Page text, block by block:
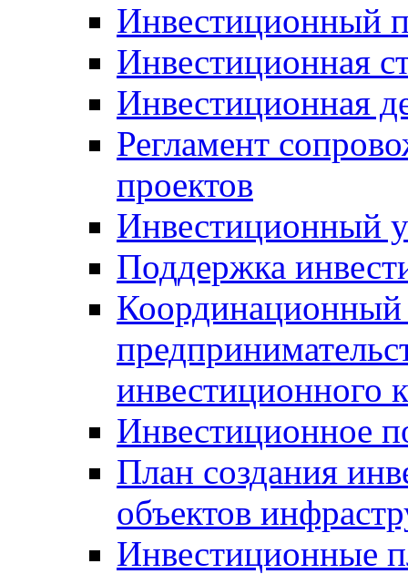
Инвестиционный
Инвестиционная
Инвестиционная
Регламент
проектов
Инвестиционный
Поддержка
Координационный
инвестиционного
Инвестиционное
План создания
объектов
Инвестиционные